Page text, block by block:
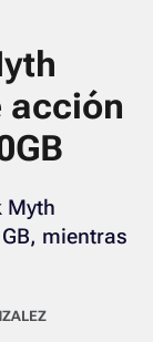
acción
Myth
mientras